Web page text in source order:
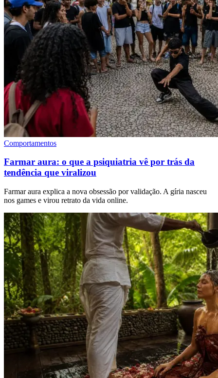
Comportamentos
Farmar aura: o que a psiquiatria vê por trás da
tendência que viralizou
Farmar aura explica a nova obsessão por validação. A gíria nasceu
nos games e virou retrato da vida online.